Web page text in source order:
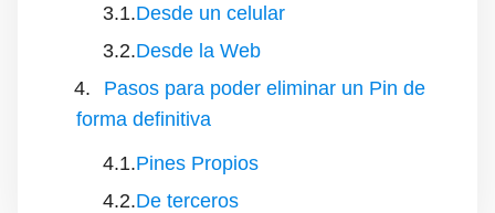
Desde un celular
Desde la Web
Pasos para poder eliminar un Pin de
forma definitiva
Pines Propios
De terceros